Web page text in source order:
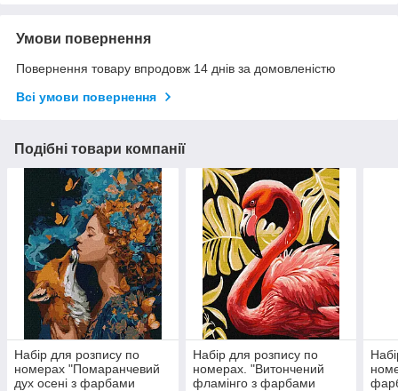
Умови повернення
Повернення товару впродовж 14 днів за домовленістю
Всі умови повернення
Подібні товари компанії
Набір для розпису по
номерах "Помаранчевий
дух осені з фарбами
Набір для розпису по
номерах. "Витончений
фламінго з фарбами